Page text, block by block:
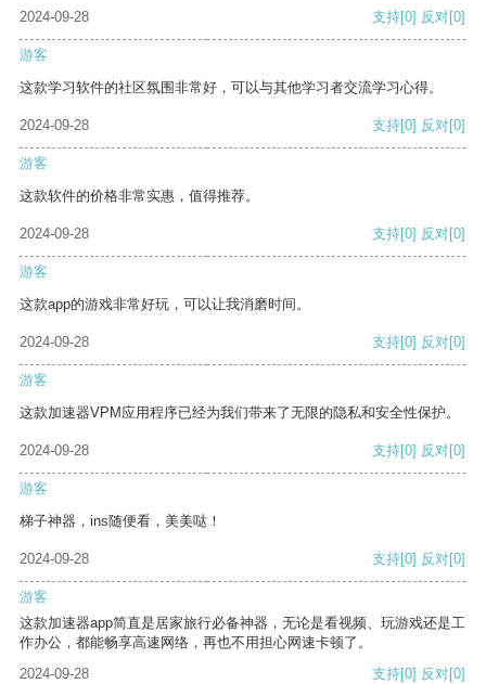
2024-09-28
支持[0] 反对[0]
游客
这款学习软件的社区氛围非常好，可以与其他学习者交流学习心得。
2024-09-28 支持[0] 反对[0]
游客
这款软件的价格非常实惠，值得推荐。
2024-09-28 支持[0] 反对[0]
游客
这款app的游戏非常好玩，可以让我消磨时间。
2024-09-28 支持[0] 反对[0]
游客
这款加速器VPM应用程序已经为我们带来了无限的隐私和安全性保护。
2024-09-28 支持[0] 反对[0]
游客
梯子神器，ins随便看，美美哒！
2024-09-28 支持[0] 反对[0]
游客
这款加速器app简直是居家旅行必备神器，无论是看视频、玩游戏还是工
作办公，都能畅享高速网络，再也不用担心网速卡顿了。
2024-09-28
支持[0] 反对[0]